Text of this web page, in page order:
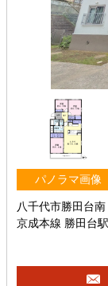
パノラマ画像
八千代市勝田台南
京成本線 勝田台